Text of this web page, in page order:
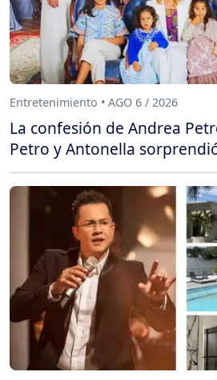
Entretenimiento • AGO 6 / 2026
La confesión de Andrea
Petro y Antonella